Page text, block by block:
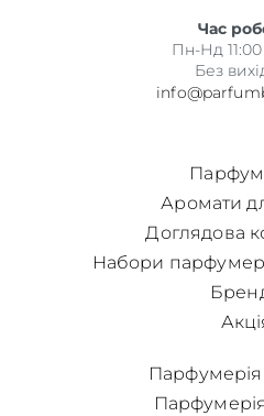
Час
Пн-Нд
Без
Аромати
Доглядова
Набори
Парфумерія